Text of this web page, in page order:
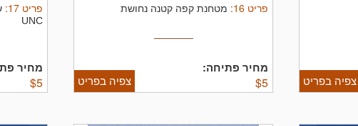
צפיה בפריט
פריט 16
: מטחנת קפה קטנה נחושת
מחיר פתיחה:
$5 צפיה בפריט
פריט 17
:
UNC
מחיר
$5